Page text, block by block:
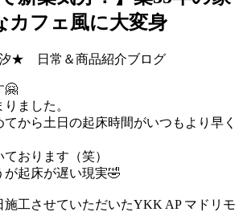
カフェ風に大変身
★ 日常＆商品紹介ブログ
🤗
ました。
から土日の起床時間がいつもより早く
おります（笑）
が起床が遅い現実🤣
施工させていただいたYKK AP マドリモ